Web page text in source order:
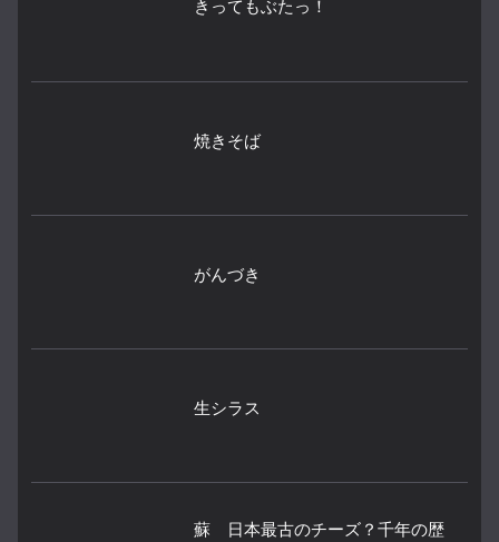
きってもぶたっ！
焼きそば
がんづき
生シラス
蘇 日本最古のチーズ？千年の歴